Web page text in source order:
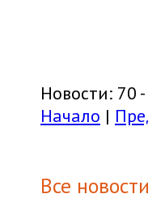
Новости: 70
Начало |
Все новости